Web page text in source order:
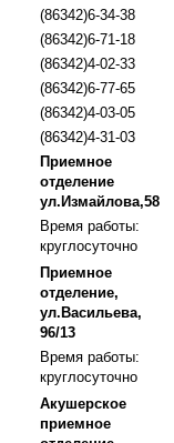
(86342)6-34-38
(86342)6-71-18
(86342)4-02-33
(86342)6-77-65
(86342)4-03-05
(86342)4-31-03
Приемное
отделение
ул.Измайлова,58
Время работы:
круглосуточно
Приемное
отделение,
ул.Васильева,
96/13
Время работы:
круглосуточно
Акушерское
приемное